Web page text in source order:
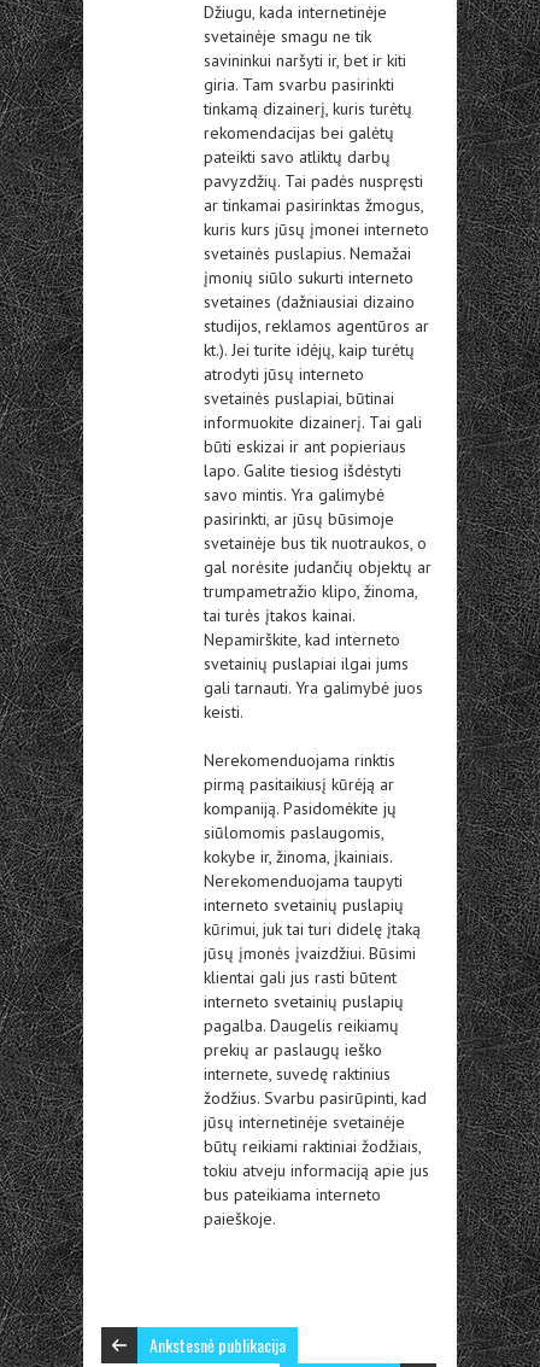
Džiugu, kada internetinėje
svetainėje smagu ne tik
savininkui naršyti ir, bet ir kiti
giria. Tam svarbu pasirinkti
tinkamą dizainerį, kuris turėtų
rekomendacijas bei galėtų
pateikti savo atliktų darbų
pavyzdžių. Tai padės nuspręsti
ar tinkamai pasirinktas žmogus,
kuris kurs jūsų įmonei interneto
svetainės puslapius. Nemažai
įmonių siūlo sukurti interneto
svetaines (dažniausiai dizaino
studijos, reklamos agentūros ar
kt.). Jei turite idėjų, kaip turėtų
atrodyti jūsų interneto
svetainės puslapiai, būtinai
informuokite dizainerį. Tai gali
būti eskizai ir ant popieriaus
lapo. Galite tiesiog išdėstyti
savo mintis. Yra galimybė
pasirinkti, ar jūsų būsimoje
svetainėje bus tik nuotraukos, o
gal norėsite judančių objektų ar
trumpametražio klipo, žinoma,
tai turės įtakos kainai.
Nepamirškite, kad interneto
svetainių puslapiai ilgai jums
gali tarnauti. Yra galimybė juos
keisti.
Nerekomenduojama rinktis
pirmą pasitaikiusį kūrėją ar
kompaniją. Pasidomėkite jų
siūlomomis paslaugomis,
kokybe ir, žinoma, įkainiais.
Nerekomenduojama taupyti
interneto svetainių puslapių
kūrimui, juk tai turi didelę įtaką
jūsų įmonės įvaizdžiui. Būsimi
klientai gali jus rasti būtent
interneto svetainių puslapių
pagalba. Daugelis reikiamų
prekių ar paslaugų ieško
internete, suvedę raktinius
žodžius. Svarbu pasirūpinti, kad
jūsų internetinėje svetainėje
būtų reikiami raktiniai žodžiais,
tokiu atveju informaciją apie jus
bus pateikiama interneto
paieškoje.
Ankstesnė publikacija